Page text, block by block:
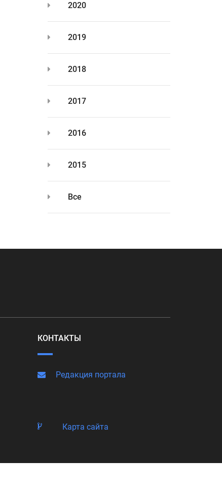
2020
2019
2018
2017
2016
2015
Все
КОНТАКТЫ
Редакция портала
Карта сайта